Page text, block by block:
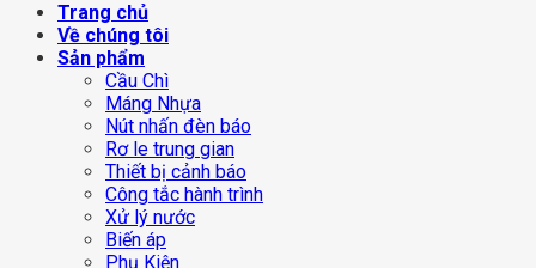
Trang chủ
Về chúng tôi
Sản phẩm
Cầu Chì
Máng Nhựa
Nút nhấn đèn báo
Rơ le trung gian
Thiết bị cảnh báo
Công tắc hành trình
Xử lý nước
Biến áp
Phụ Kiện